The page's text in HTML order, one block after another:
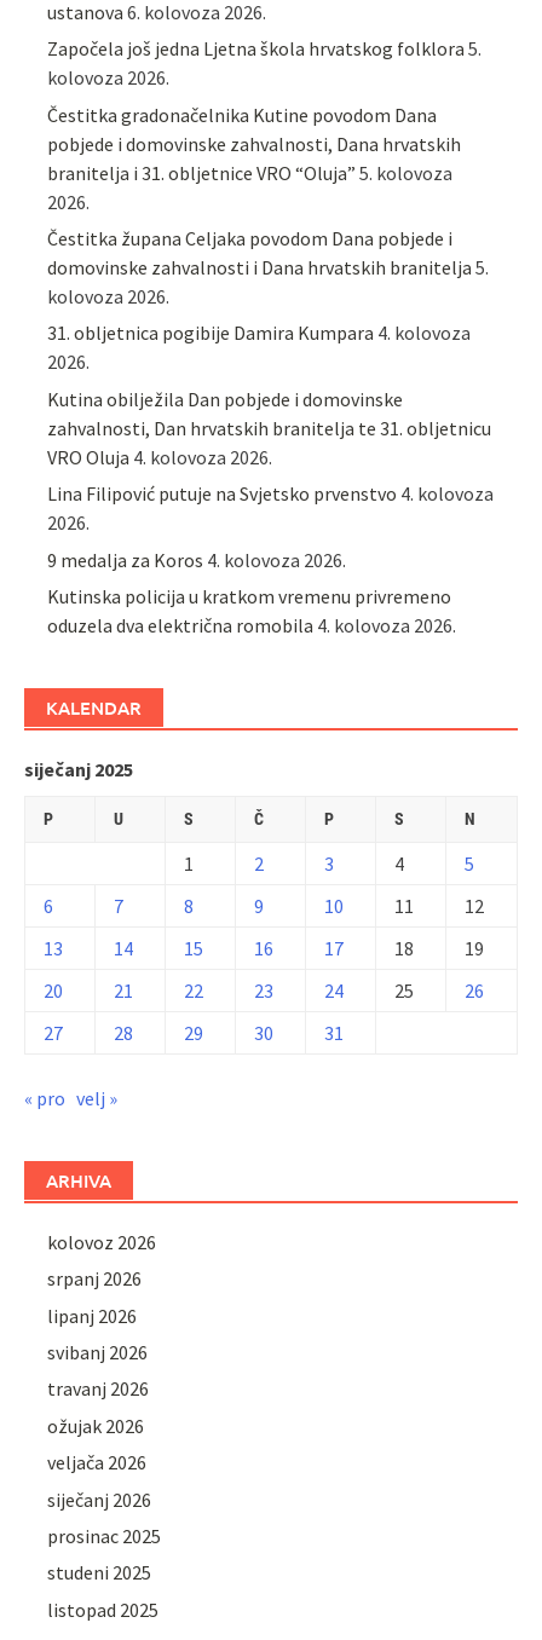
ustanova 6. kolovoza 2026.
Započela još jedna Ljetna škola hrvatskog folklora 5.
kolovoza 2026.
Čestitka gradonačelnika Kutine povodom Dana
pobjede i domovinske zahvalnosti, Dana hrvatskih
branitelja i 31. obljetnice VRO “Oluja” 5. kolovoza
2026.
Čestitka župana Celjaka povodom Dana pobjede i
domovinske zahvalnosti i Dana hrvatskih branitelja 5.
kolovoza 2026.
31. obljetnica pogibije Damira Kumpara 4. kolovoza
2026.
Kutina obilježila Dan pobjede i domovinske
zahvalnosti, Dan hrvatskih branitelja te 31. obljetnicu
VRO Oluja 4. kolovoza 2026.
Lina Filipović putuje na Svjetsko prvenstvo 4. kolovoza
2026.
9 medalja za Koros 4. kolovoza 2026.
Kutinska policija u kratkom vremenu privremeno
oduzela dva električna romobila 4. kolovoza 2026.
KALENDAR
siječanj 2025
P U S Č P S N
1 2 3 4
5
6
7 8 9 10 11
12
13
14 15 16 17 18
19
20
21 22 23 24 25
26
27
28 29 30 31
« pro velj »
ARHIVA
kolovoz 2026
srpanj 2026
lipanj 2026
svibanj 2026
travanj 2026
ožujak 2026
veljača 2026
siječanj 2026
prosinac 2025
studeni 2025
listopad 2025